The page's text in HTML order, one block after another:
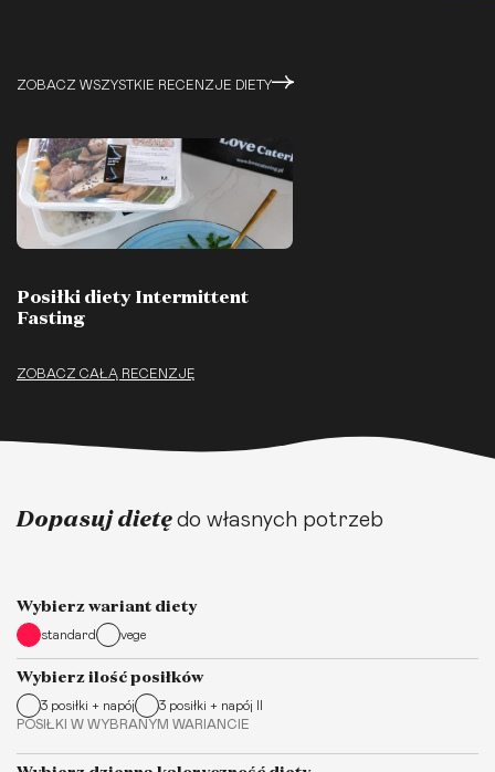
ZOBACZ WSZYSTKIE RECENZJE DIETY
Posiłki diety Intermittent
Fasting
ZOBACZ CAŁĄ RECENZJĘ
Dopasuj dietę do własnych potrzeb
Wybierz wariant diety
standard vege
Wybierz ilość posiłków
3 posiłki + napój
3 posiłki + napój II
POSIŁKI W WYBRANYM WARIANCIE